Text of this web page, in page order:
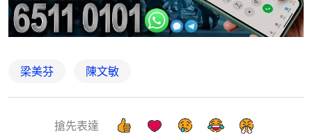
梁美芬 陳文敏
搶先表達